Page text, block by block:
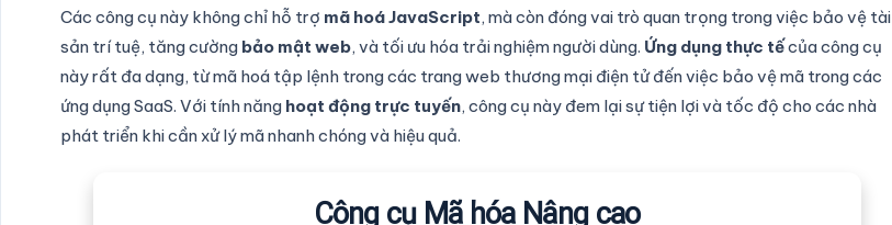
Các công cụ này không chỉ hỗ trợ mã hoá JavaScript, mà còn đóng vai trò quan trọng trong việc bảo vệ tài
sản trí tuệ, tăng cường bảo mật web, và tối ưu hóa trải nghiệm người dùng. Ứng dụng thực tếcủa công cụ
này rất đa dạng, từ mã hoá tập lệnh trong các trang web thương mại điện tử đến việc bảo vệ mã trong các
ứng dụng SaaS. Với tính năng hoạt động trực tuyến, công cụ này đem lại sự tiện lợi và tốc độ cho các nhà
phát triển khi cần xử lý mã nhanh chóng và hiệu quả.
Công cụ Mã hóa Nâng cao